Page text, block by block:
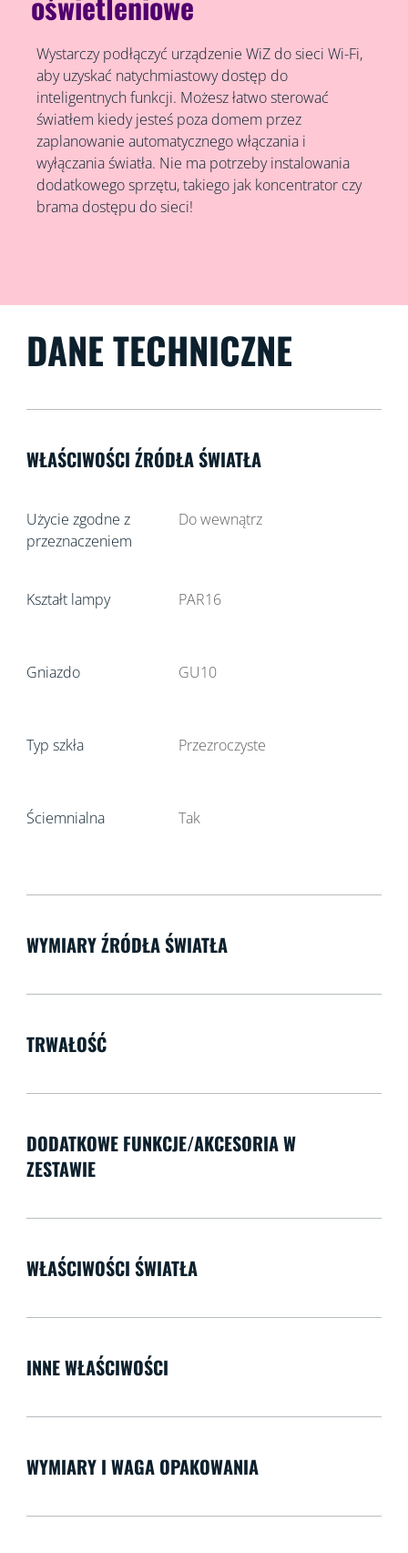
Wystarczy podłączyć urządzenie WiZ do sieci Wi-Fi,
aby uzyskać natychmiastowy dostęp do
inteligentnych funkcji. Możesz łatwo sterować
światłem kiedy jesteś poza domem przez
zaplanowanie automatycznego włączania i
wyłączania światła. Nie ma potrzeby instalowania
dodatkowego sprzętu, takiego jak koncentrator czy
brama dostępu do sieci!
DANE TECHNICZNE
WŁAŚCIWOŚCI ŹRÓDŁA ŚWIATŁA
Użycie zgodne z
przeznaczeniem
Do wewnątrz
Kształt lampy PAR16
Gniazdo GU10
Typ szkła Przezroczyste
Ściemnialna Tak
WYMIARY ŹRÓDŁA ŚWIATŁA
TRWAŁOŚĆ
DODATKOWE FUNKCJE/AKCESORIA W
ZESTAWIE
WŁAŚCIWOŚCI ŚWIATŁA
INNE WŁAŚCIWOŚCI
WYMIARY I WAGA OPAKOWANIA